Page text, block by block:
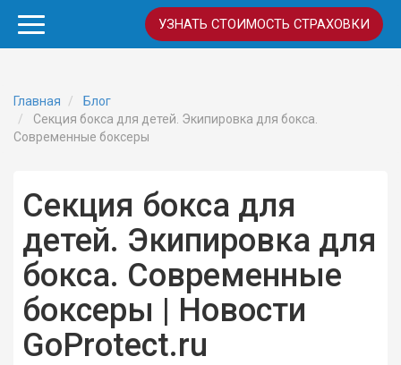
УЗНАТЬ СТОИМОСТЬ СТРАХОВКИ
Главная
Блог
Секция бокса для детей. Экипировка для бокса.
Современные боксеры
Секция бокса для
детей. Экипировка для
бокса. Современные
боксеры | Новости
GoProtect.ru